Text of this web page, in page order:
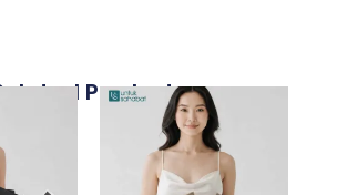
Products